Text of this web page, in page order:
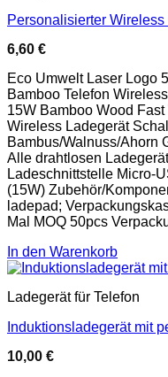
Personalisierter
6,60 €
Eco Umwelt Laser Logo
Bamboo Telefon
15W Bamboo Wood
Wireless Ladegerät
Bambus/Walnuss/Ahorn
Alle drahtlosen
Ladeschnittstelle Micro-
(15W) Zubehör/
ladepad;
Mal MOQ 50pcs
In den Warenkorb
Ladegerät für Telefon
Induktionsladegerät mit
10,00 €